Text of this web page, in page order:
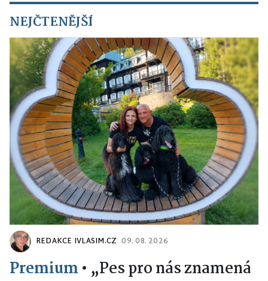
NEJČTENĚJŠÍ
REDAKCE IVLASIM.CZ 09. 08. 2026
Premium • „Pes pro nás znamená